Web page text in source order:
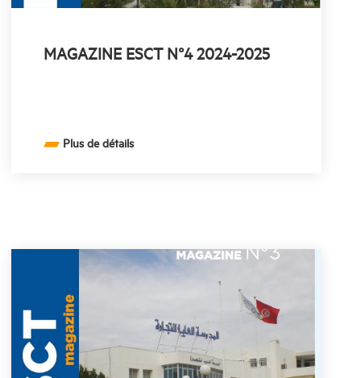
MAGAZINE ESCT N°4 2024-2025
Plus de détails